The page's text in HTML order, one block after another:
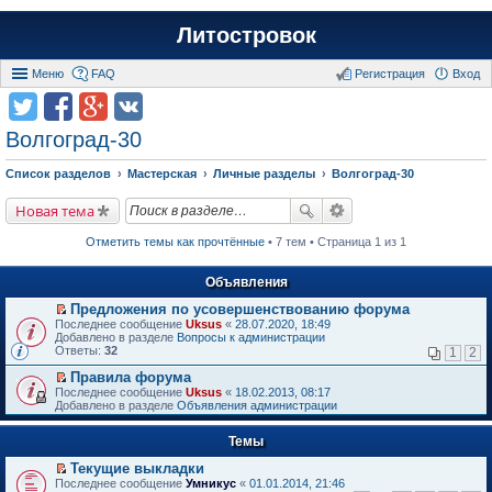
Литостровок
Меню FAQ Вход
Регистрация
Волгоград-30
Список разделов Мастерская Личные разделы Волгоград-30
Новая тема
Отметить темы как прочтённые • 7 тем • Страница 1 из 1
Объявления
П
е
р
й
т
и
к
п
в
о
Предложения по усовершенствованию форума
Последнее сообщение Uksus « 28.07.2020, 18:49
Добавлено в разделе Вопросы к администрации
Ответы: 32 1 2
П
е
р
е
т
и
к
Правила форума
Последнее сообщение Uksus « 18.02.2013, 08:17
Добавлено в разделе Объявления администрации
Темы
П
Текущие выкладки
Последнее сообщение Умникус « 01.01.2014, 21:46